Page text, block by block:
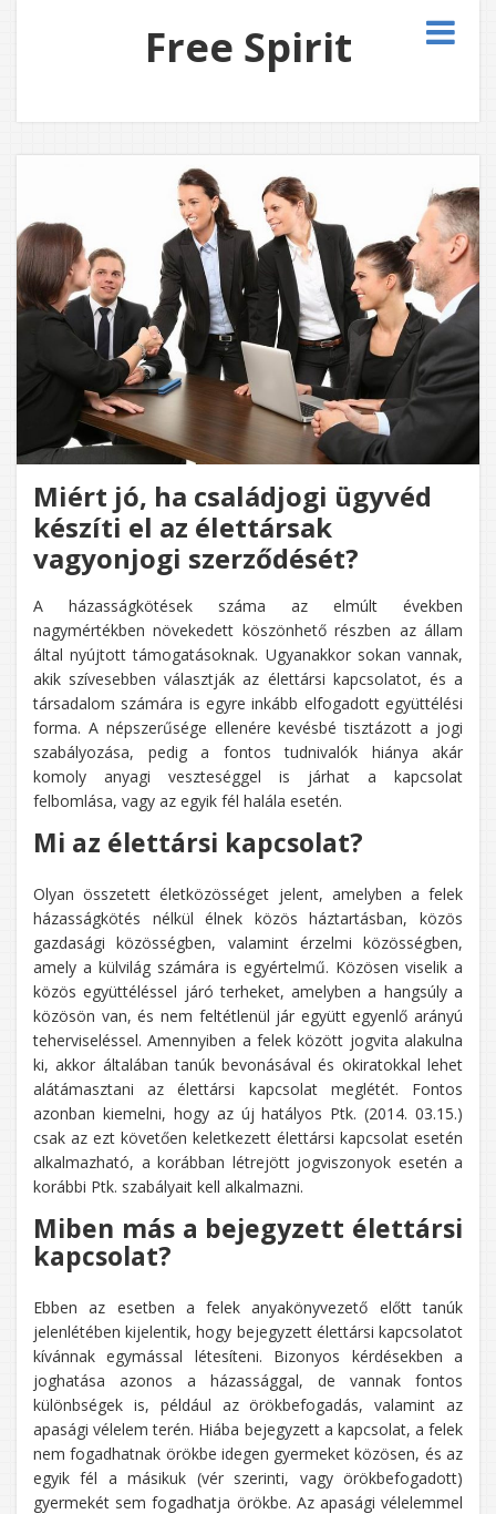
Free Spirit
Miért jó, ha családjogi ügyvéd
készíti el az élettársak
vagyonjogi szerződését?
A házasságkötések száma az elmúlt években
nagymértékben növekedett köszönhető részben az állam
által nyújtott támogatásoknak. Ugyanakkor sokan vannak,
akik szívesebben választják az élettársi kapcsolatot, és a
társadalom számára is egyre inkább elfogadott együttélési
forma. A népszerűsége ellenére kevésbé tisztázott a jogi
szabályozása, pedig a fontos tudnivalók hiánya akár
komoly anyagi veszteséggel is járhat a kapcsolat
felbomlása, vagy az egyik fél halála esetén.
Mi az élettársi kapcsolat?
Olyan összetett életközösséget jelent, amelyben a felek
házasságkötés nélkül élnek közös háztartásban, közös
gazdasági közösségben, valamint érzelmi közösségben,
amely a külvilág számára is egyértelmű. Közösen viselik a
közös együttéléssel járó terheket, amelyben a hangsúly a
közösön van, és nem feltétlenül jár együtt egyenlő arányú
teherviseléssel. Amennyiben a felek között jogvita alakulna
ki, akkor általában tanúk bevonásával és okiratokkal lehet
alátámasztani az élettársi kapcsolat meglétét. Fontos
azonban kiemelni, hogy az új hatályos Ptk. (2014. 03.15.)
csak az ezt követően keletkezett élettársi kapcsolat esetén
alkalmazható, a korábban létrejött jogviszonyok esetén a
korábbi Ptk. szabályait kell alkalmazni.
Miben más a bejegyzett élettársi
kapcsolat?
Ebben az esetben a felek anyakönyvezető előtt tanúk
jelenlétében kijelentik, hogy bejegyzett élettársi kapcsolatot
kívánnak egymással létesíteni. Bizonyos kérdésekben a
joghatása azonos a házassággal, de vannak fontos
különbségek is, például az örökbefogadás, valamint az
apasági vélelem terén. Hiába bejegyzett a kapcsolat, a felek
nem fogadhatnak örökbe idegen gyermeket közösen, és az
egyik fél a másikuk (vér szerinti, vagy örökbefogadott)
gyermekét sem fogadhatja örökbe. Az apasági vélelemmel